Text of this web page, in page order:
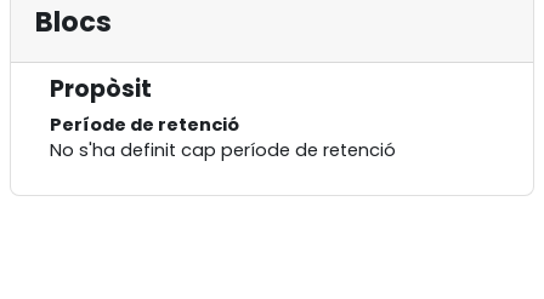
Blocs
Propòsit
Període de retenció
No s'ha definit cap període de retenció